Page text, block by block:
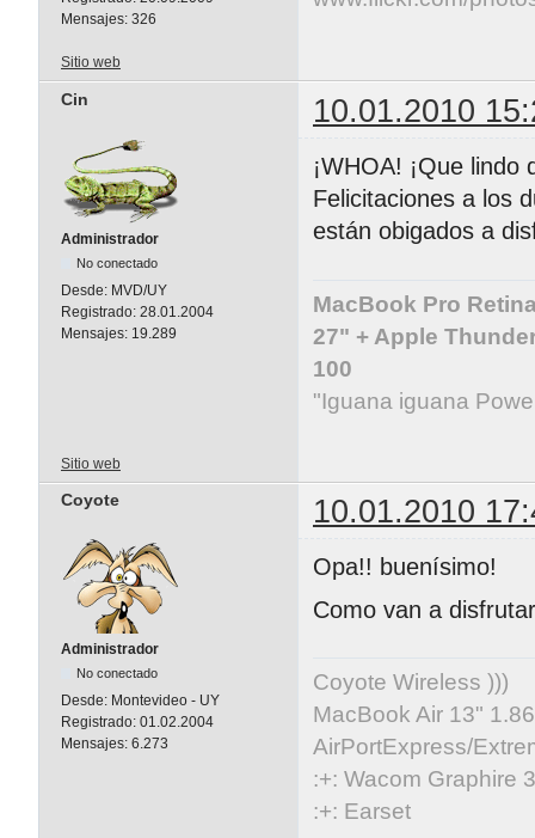
Mensajes: 326
Sitio web
Cin 10.01.2010
Administrador
No conectado
Desde: MVD/UY
Registrado: 28.01.2004
Mensajes: 19.289
¡WHOA! ¡Que
Felicitaciones a los
están obigados a
MacBook Pro
27" + Apple
100
"Iguana iguana
Sitio web
Coyote 10.01.2010
Administrador
No conectado
Desde: Montevideo - UY
Registrado: 01.02.2004
Mensajes: 6.273
Opa!! buenísimo!
Como van a
Coyote Wireless )))
MacBook Air 13"
AirPortExpress/
:+: Wacom Graphire
:+: Earset